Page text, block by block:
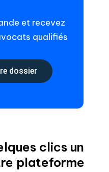
et recevez
qualifiés
dossier
clics un
plateforme